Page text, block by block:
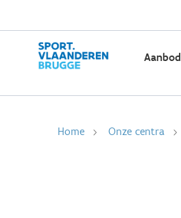
Aanbod
Home Onze centra